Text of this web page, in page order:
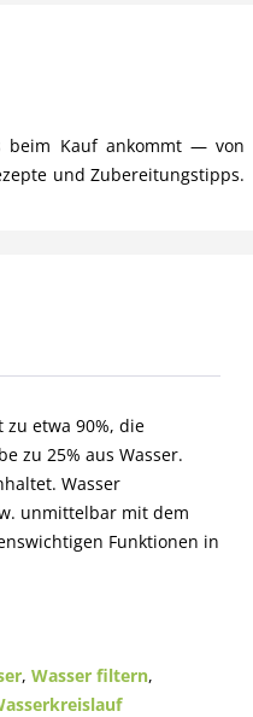
beim Kauf ankommt — von
und Zubereitungstipps.
zu etwa 90%, die
zu 25% aus Wasser.
Wasser
unmittelbar mit dem
Funktionen in
, Wasser filtern,